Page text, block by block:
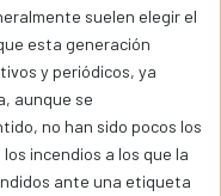
suelen elegir el
esta generación
y periódicos, ya
aunque se
no han sido pocos los
incendios a los que la
ante una etiqueta